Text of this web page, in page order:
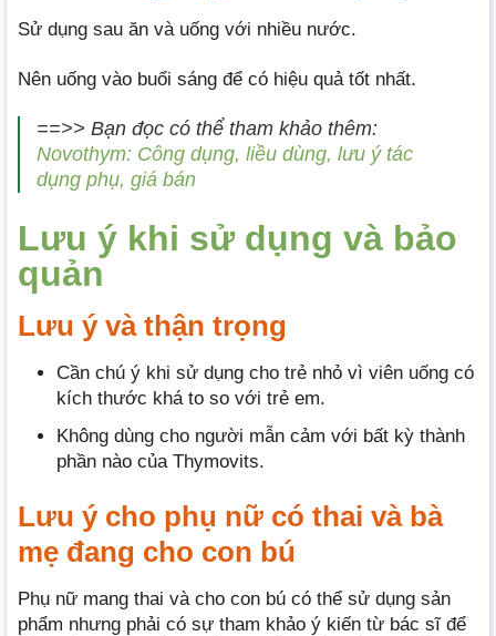
Sử dụng sau ăn và uống với nhiều nước.
Nên uống vào buổi sáng để có hiệu quả tốt nhất.
==>> Bạn đọc có thể tham khảo thêm:
Novothym: Công dụng, liều dùng, lưu ý tác
dụng phụ, giá bán
Lưu ý khi sử dụng và bảo
quản
Lưu ý và thận trọng
Cần chú ý khi sử dụng cho trẻ nhỏ vì viên uống có
kích thước khá to so với trẻ em.
Không dùng cho người mẫn cảm với bất kỳ thành
phần nào của Thymovits.
Lưu ý cho phụ nữ có thai và bà
mẹ đang cho con bú
Phụ nữ mang thai và cho con bú có thể sử dụng sản
phẩm nhưng phải có sự tham khảo ý kiến từ bác sĩ để